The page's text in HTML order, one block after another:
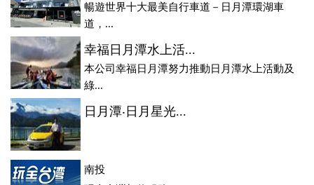
暢遊世界十大最美自行車道－日月潭環湖車
道，...
幸福日月潭水上活...
本公司幸福日月潭努力推動日月潭水上活動及
綠...
日月潭‧日月星光...
南投